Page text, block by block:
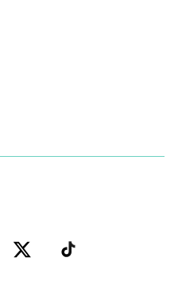
–
TWITTER–
–
WELIFE–